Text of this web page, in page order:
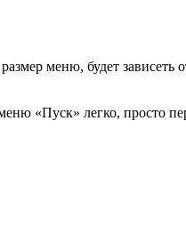
меню, будет
«Пуск» легко, просто